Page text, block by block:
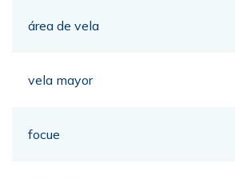
área de vela
vela mayor
focue